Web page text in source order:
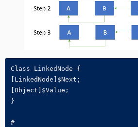
Class LinkedNode {
[LinkedNode]$Next;
[Object]$Value;
}
#